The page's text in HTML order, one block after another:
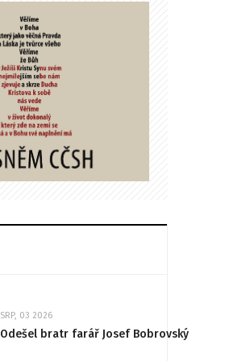
SRP, 03 2026
Odešel bratr farář Josef Bobrovský